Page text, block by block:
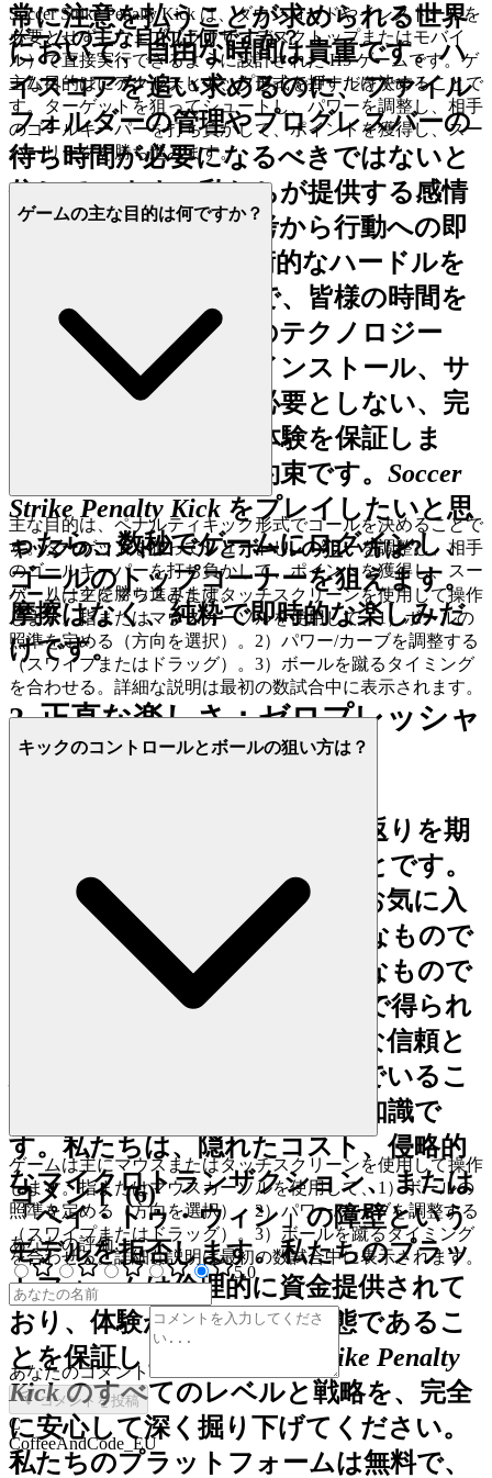
常に注意を払うことが求められる世界
において、自由な時間は貴重です。ハ
イスコアを追い求めるのに、ファイル
フォルダーの管理やプログレスバーの
待ち時間が必要になるべきではないと
信じています。私たちが提供する感情
的なメリットは、思考から行動への即
時的な移行です。技術的なハードルを
すべて排除することで、皆様の時間を
尊重します。私たちのテクノロジー
は、ダウンロード、インストール、サ
インアップの遅延を必要としない、完
璧なクロスデバイス体験を保証しま
す。これが私たちの約束です。 Soccer
Strike Penalty Kick をプレイしたいと思
ったら、数秒でゲームにログインし、
ゴールのトップコーナーを狙えます。
摩擦はなく、純粋で即時的な楽しみだ
けです。
2. 正直な楽しさ：ゼロプレッシャ
ーの約束
真のホスピタリティとは、見返りを期
待せずに惜しみなく与えることです。
素晴らしいゲームの発見は、お気に入
りの本のページをめくるようなもので
あり、契約にサインするようなもので
はないと信じています。ここで得られ
る感情的なメリットは、純粋な信頼と
安心感です。つまり、楽しんでいるこ
とが本当に無料であるという知識で
す。私たちは、隠れたコスト、侵略的
なマイクロトランザクション、または
「ペイ・トゥ・ウィン」の障壁という
モデルを拒否します。私たちのプラッ
トフォームは倫理的に資金提供されて
おり、体験が常に最高の状態であるこ
とを保証します。
Soccer Strike Penalty
Kickのすべてのレベルと戦略を、完全
に安心して深く掘り下げてください。
私たちのプラットフォームは無料で、
Soccer Strike Penalty Kick は、ダウンロードやインストールを
必要とせず、ウェブブラウザ（デスクトップまたはモバイ
ル）で直接実行できるように設計された H5 ゲームです。ゲ
ームページにアクセスして、プレイを押すだけです！
ゲームの主な目的は何ですか？
主な目的は、ペナルティキック形式でゴールを決めることで
す。ターゲットを狙ってシュートし、パワーを調整し、相手
のゴールキーパーを打ち負かして、ポイントを獲得し、スー
パーリーグを勝ち進みます。
ゲームの主な目的は何ですか？
主な目的は、ペナルティキック形式でゴールを決めることで
す。ターゲットを狙ってシュートし、パワーを調整し、相手
のゴールキーパーを打ち負かして、ポイントを獲得し、スー
パーリーグを勝ち進みます。
キックのコントロールとボールの狙い方は？
ゲームは主にマウスまたはタッチスクリーンを使用して操作
します。指またはマウスカーソルを使用して、1）ボールの
照準を定める（方向を選択）。2）パワー/カーブを調整する
（スワイプまたはドラッグ）。3）ボールを蹴るタイミング
を合わせる。詳細な説明は最初の数試合中に表示されます。
キックのコントロールとボールの狙い方は？
ゲームは主にマウスまたはタッチスクリーンを使用して操作
します。指またはマウスカーソルを使用して、1）ボールの
照準を定める（方向を選択）。2）パワー/カーブを調整する
（スワイプまたはドラッグ）。3）ボールを蹴るタイミング
を合わせる。詳細な説明は最初の数試合中に表示されます。
コメント(6)
あなたの評価:
5.0
あなたのコメント
コメントを投稿
C
CoffeeAndCode_EU